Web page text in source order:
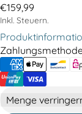
€159,99
Inkl. Steuern.
Menge